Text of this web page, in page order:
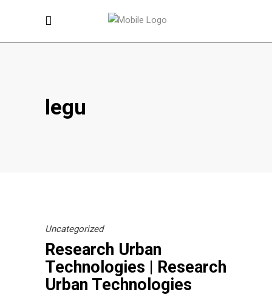
legu
Uncategorized
Research Urban
Technologies | Research
Urban Technologies